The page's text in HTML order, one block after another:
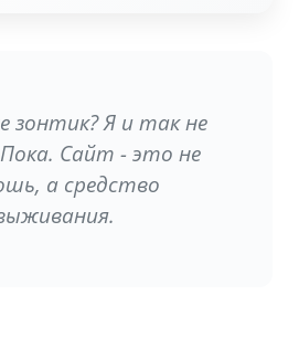
зонтик? Я и так не
Сайт - это не
а средство